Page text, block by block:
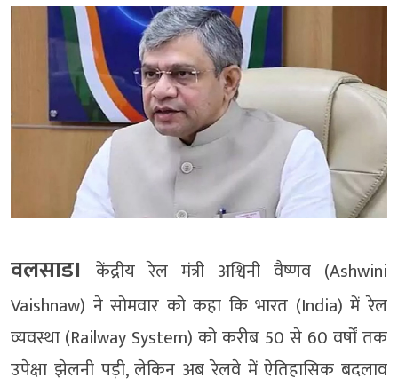
वलसाड। केंद्रीय रेल मंत्री अश्विनी वैष्णव (Ashwini
Vaishnaw) ने सोमवार को कहा कि भारत (India) में रेल
व्यवस्था (Railway System) को करीब 50 से 60 वर्षों तक
उपेक्षा झेलनी पड़ी, लेकिन अब रेलवे में ऐतिहासिक बदलाव